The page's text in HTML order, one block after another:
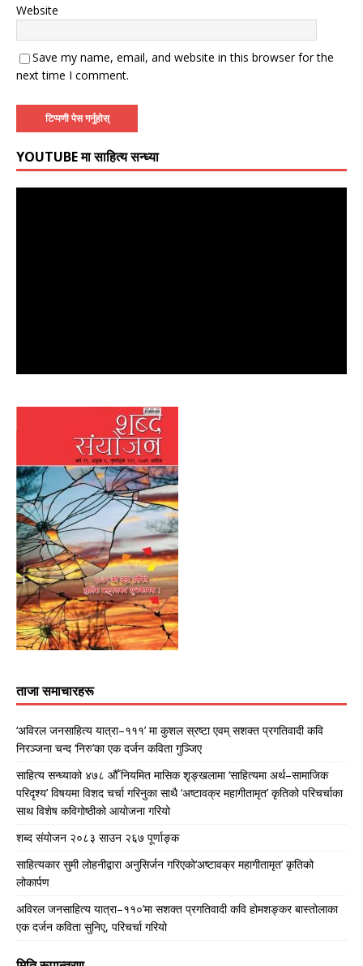
Website
Save my name, email, and website in this browser for the
next time I comment.
YOUTUBE मा साहित्य सन्ध्या
ताजा समाचारहरू
‘अविरल जनसाहित्य यात्रा–१११’ मा कुशल स्रष्टा एवम् सशक्त प्रगतिवादी कवि
निरञ्जना चन्द ‘निरु’का एक दर्जन कविता गुञ्जिए
साहित्य सन्ध्याको ४७८ औँ नियमित मासिक शृङ्खलामा ‘साहित्यमा अर्थ–सामाजिक
परिदृश्य’ विषयमा विशद चर्चा गरिनुका साथै ‘अष्टावक्र महागीतामृत’ कृतिको परिचर्चाका
साथ विशेष कविगोष्ठीको आयोजना गरियो
शब्द संयोजन २०८३ साउन २६७ पूर्णाङ्क
साहित्यकार सुमी लोहनीद्वारा अनुसिर्जन गरिएको‘अष्टावक्र महागीतामृत’ कृतिको
लोकार्पण
अविरल जनसाहित्य यात्रा–११०’मा सशक्त प्रगतिवादी कवि होमशङ्कर बास्तोलाका
एक दर्जन कविता सुनिए, परिचर्चा गरियो